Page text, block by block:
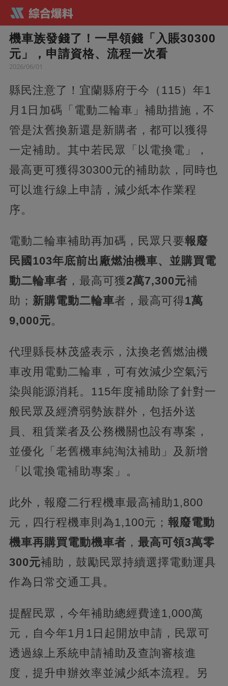
機車族發錢了！一早領錢「入賬30300
元」，申請資格、流程一次看
2026/06/01
縣民注意了！宜蘭縣府于今（115）年1
月1日加碼「電動二輪車」補助措施，不
管是汰舊換新還是新購者，都可以獲得
一定補助。其中若民眾「以電換電」，
最高更可獲得30300元的補助款，同時也
可以進行線上申請，減少紙本作業程
序。
電動二輪車補助再加碼，民眾只要報廢
民國103年底前出廠燃油機車、並購買電
動二輪車者 ，最高可獲2萬7,300元補
助； 新購電動二輪車者，最高可得1萬
9,000元。
代理縣長林茂盛表示，汰換老舊燃油機
車改用電動二輪車，可有效減少空氣污
染與能源消耗。115年度補助除了針對一
般民眾及經濟弱勢族群外，包括外送
員、租賃業者及公務機關也設有專案，
並優化「老舊機車純淘汰補助」及新增
「以電換電補助專案」。
此外，報廢二行程機車最高補助1,800
元，四行程機車則為1,100元； 報廢電動
機車再購買電動機車者 ， 最高可領3萬零
300元補助，鼓勵民眾持續選擇電動運具
作為日常交通工具。
提醒民眾，今年補助總經費達1,000萬
元，自今年1月1日起開放申請，民眾可
透過線上系統申請補助及查詢審核進
度，提升申辦效率並減少紙本流程。另